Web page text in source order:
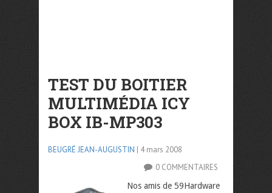
TEST DU BOITIER
MULTIMÉDIA ICY
BOX IB-MP303
BEUGRÉ JEAN-AUGUSTIN | 4 mars 2008
0 COMMENTAIRES
Nos amis de 59Hardware